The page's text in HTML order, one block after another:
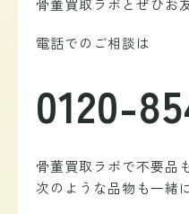
骨董買取ラボとぜひお
電話でのご相談は
0120-
骨董買取ラボで不要品
次のような品物も一緒